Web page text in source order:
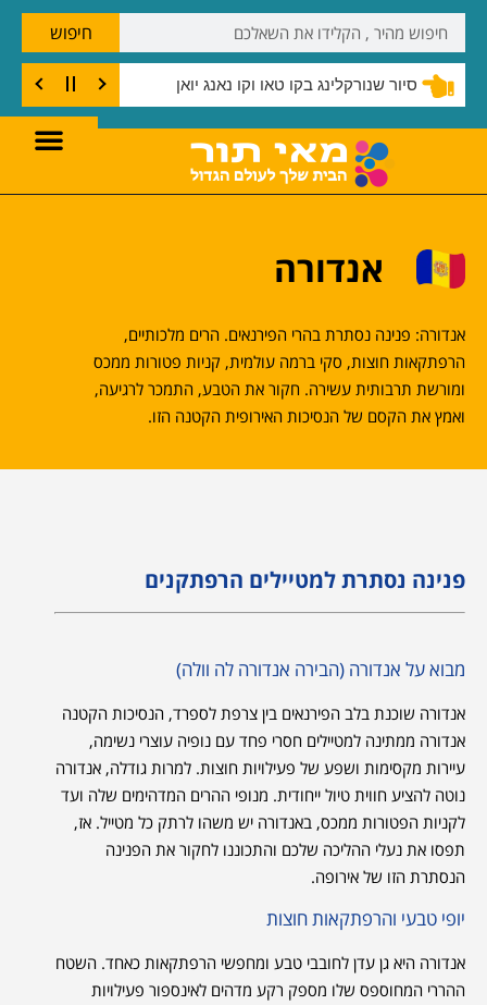
סיור שנורקלינג בקו טאו וקו נאנג יואן
חיפוש
אנדורה
אנדורה: פנינה נסתרת בהרי הפירנאים. הרים מלכותיים,
הרפתקאות חוצות, סקי ברמה עולמית, קניות פטורות ממכס
ומורשת תרבותית עשירה. חקור את הטבע, התמכר לרגיעה,
ואמץ את הקסם של הנסיכות האירופית הקטנה הזו.
פנינה נסתרת למטיילים הרפתקנים
מבוא על אנדורה (הבירה אנדורה לה וולה)
אנדורה שוכנת בלב הפירנאים בין צרפת לספרד, הנסיכות הקטנה
אנדורה ממתינה למטיילים חסרי פחד עם נופיה עוצרי נשימה,
עיירות מקסימות ושפע של פעילויות חוצות. למרות גודלה, אנדורה
נוטה להציע חווית טיול ייחודית. מנופי ההרים המדהימים שלה ועד
לקניות הפטורות ממכס, באנדורה יש משהו לרתק כל מטייל. אז,
תפסו את נעלי ההליכה שלכם והתכוננו לחקור את הפנינה
הנסתרת הזו של אירופה.
יופי טבעי והרפתקאות חוצות
אנדורה היא גן עדן לחובבי טבע ומחפשי הרפתקאות כאחד. השטח
ההררי המחוספס שלו מספק רקע מדהים לאינספור פעילויות